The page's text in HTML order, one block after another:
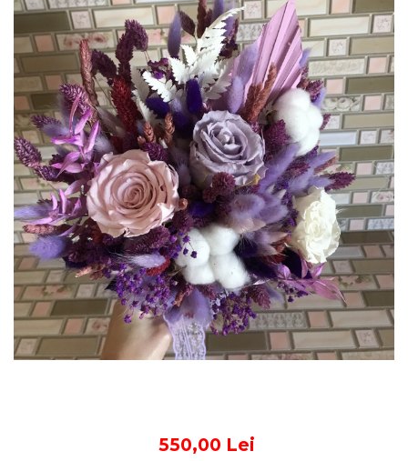
Tablou cu licheni Prietena
Tablou licheni pentru Barbati
Tablouri 40/30
Tablouri cu licheni pe canvas
Tablouri cu licheni pentru Nasi
si Fini
Tablouri fluturi
550,00 Lei